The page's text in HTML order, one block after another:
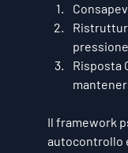
Risposta
Il framework
autocontrollo